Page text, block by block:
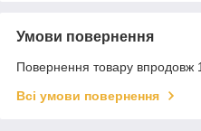
Умови повернення
Повернення товару впродовж
Всі умови повернення